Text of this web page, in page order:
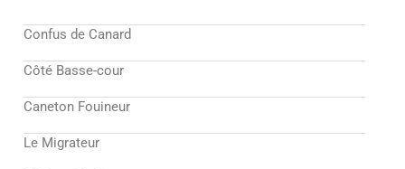
Confus de Canard
Côté Basse-cour
Caneton Fouineur
Le Migrateur